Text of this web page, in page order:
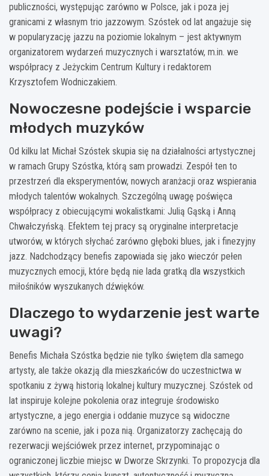
publiczności, występując zarówno w Polsce, jak i poza jej
granicami z własnym trio jazzowym. Szóstek od lat angażuje się
w popularyzację jazzu na poziomie lokalnym – jest aktywnym
organizatorem wydarzeń muzycznych i warsztatów, m.in. we
współpracy z Jeżyckim Centrum Kultury i redaktorem
Krzysztofem Wodniczakiem.
Nowoczesne podejście i wsparcie
młodych muzyków
Od kilku lat Michał Szóstek skupia się na działalności artystycznej
w ramach Grupy Szóstka, którą sam prowadzi. Zespół ten to
przestrzeń dla eksperymentów, nowych aranżacji oraz wspierania
młodych talentów wokalnych. Szczególną uwagę poświęca
współpracy z obiecującymi wokalistkami: Julią Gąską i Anną
Chwałczyńską. Efektem tej pracy są oryginalne interpretacje
utworów, w których słychać zarówno głęboki blues, jak i finezyjny
jazz. Nadchodzący benefis zapowiada się jako wieczór pełen
muzycznych emocji, które będą nie lada gratką dla wszystkich
miłośników wyszukanych dźwięków.
Dlaczego to wydarzenie jest warte
uwagi?
Benefis Michała Szóstka będzie nie tylko świętem dla samego
artysty, ale także okazją dla mieszkańców do uczestnictwa w
spotkaniu z żywą historią lokalnej kultury muzycznej. Szóstek od
lat inspiruje kolejne pokolenia oraz integruje środowisko
artystyczne, a jego energia i oddanie muzyce są widoczne
zarówno na scenie, jak i poza nią. Organizatorzy zachęcają do
rezerwacji wejściówek przez internet, przypominając o
ograniczonej liczbie miejsc w Dworze Skrzynki. To propozycja dla